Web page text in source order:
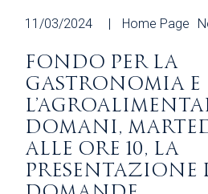
11/03/2024 Home Page
FONDO PER LA
GASTRONOMIA E
DOMANI,
ALLE ORE 10, LA
PRESENTAZIONE